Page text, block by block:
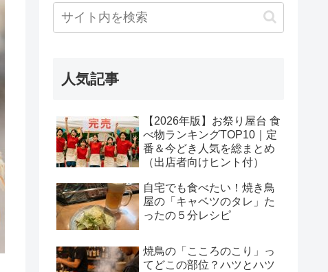
人気記事
【2026年版】お祭り屋台 食
べ物ランキングTOP10｜定
番＆今どき人気を総まとめ
（出店者向けヒント付）
自宅でも食べたい！焼き鳥
屋の「キャベツのタレ」た
ったの５分レシピ
焼鳥の「こころのこり」っ
てどこの部位？ハツとハツ